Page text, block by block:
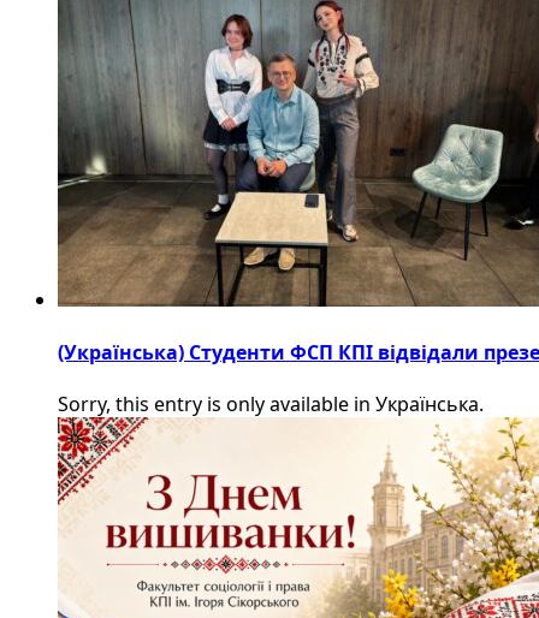
(Українська) Студенти ФСП КПІ відвідали
Sorry, this entry is only available in Українська.